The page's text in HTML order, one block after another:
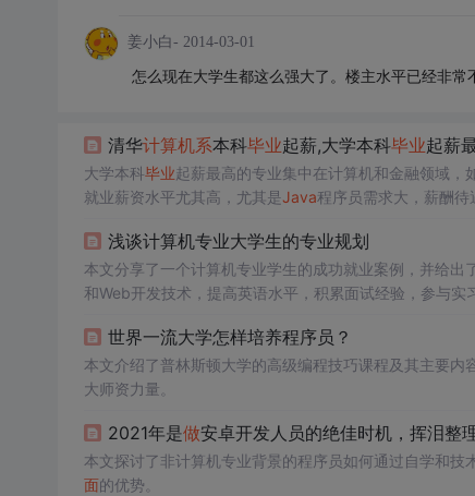
姜小白- 2014-03-01
怎么现在大学生都这么强大了。楼主水平已经非常
清华计算机系本科毕业起薪,大学本科毕业起薪
大学本科毕业起薪最高的专业集中在计算机和金融领域
就业薪资水平尤其高，尤其是Java程序员需求大，薪酬
浅谈计算机专业大学生的专业规划
本文分享了一个计算机专业学生的成功就业案例，并给
和Web开发技术，提高英语水平，积累面试经验，参与实
世界一流大学怎样培养程序员？
本文介绍了普林斯顿大学的高级编程技巧课程及其主要内
大师资力量。
2021年是做安卓开发人员的绝佳时机，挥泪整
本文探讨了非计算机专业背景的程序员如何通过自学和
面的优势。